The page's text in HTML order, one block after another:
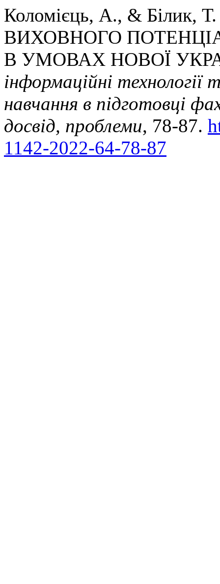
Коломієць, А., & Білик,
ВИХОВНОГО
В УМОВАХ НОВОЇ
інформаційні технології
навчання в підготовці
досвід, проблеми, 78-87.
1142-2022-64-78-87